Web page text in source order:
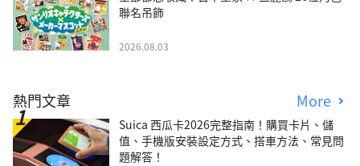
聯名吊飾
2026.08.03
熱門文章 More
Suica 西瓜卡2026完整指南！購買卡片、儲
值、手機版安裝設定方式、搭車方法、常見問
題解答！